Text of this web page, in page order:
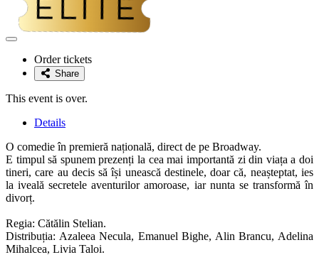
Adaugă
favoriteOrder tickets
Share
This event is over.
Details
O comedie în premieră națională, direct de pe Broadway.
E timpul să spunem prezenți la cea mai importantă zi din viața a doi
tineri, care au decis să își unească destinele, doar că, neașteptat, ies
la iveală secretele aventurilor amoroase, iar nunta se transformă în
divorț.
Regia: Cătălin Stelian.
Distribuția: Azaleea Necula, Emanuel Bighe, Alin Brancu, Adelina
Mihalcea, Livia Taloi.